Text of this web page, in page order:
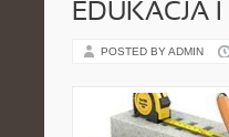
EDUKACJA
POSTED BY ADMIN